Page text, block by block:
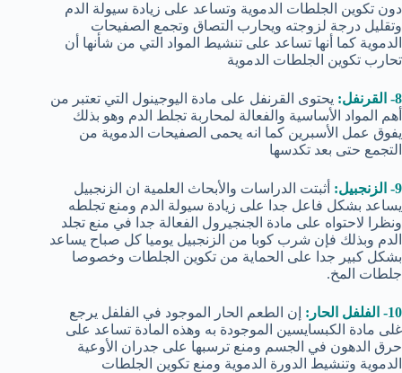
دون تكوين الجلطات الدموية وتساعد على زيادة سيولة الدم
وتقليل درجة لزوجته ويحارب التصاق وتجمع الصفيحات
الدموية كما أنها تساعد على تنشيط المواد التي من شأنها أن
تحارب تكوين الجلطات الدموية
8- القرنفل:
يحتوى القرنفل على مادة اليوجينول التي تعتبر من
أهم المواد الأساسية والفعالة لمحاربة تجلط الدم وهو بذلك
يفوق عمل الأسبرين كما انه يحمى الصفيحات الدموية من
التجمع حتى بعد تكدسها
9- الزنجبيل:
أثبتت الدراسات والأبحاث العلمية ان الزنجبيل
يساعد بشكل فاعل جدا على زيادة سيولة الدم ومنع تجلطه
ونظرا لاحتواه على مادة الجنجيرول الفعالة جدا في منع تجلد
الدم وبذلك فإن شرب كوبا من الزنجبيل يوميا كل صباح يساعد
بشكل كبير جدا على الحماية من تكوين الجلطات وخصوصا
جلطات المخ.
10- الفلفل الحار:
إن الطعم الحار الموجود في الفلفل يرجع
غلى مادة الكبسايسين الموجودة به وهذه المادة تساعد على
حرق الدهون في الجسم ومنع ترسبها على جدران الأوعية
الدموية وتنشيط الدورة الدموية ومنع تكوين الجلطات